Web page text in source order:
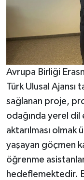
Avrupa Birliği
Türk Ulusal Ajansı
sağlanan proje,
odağında yerel
aktarılması olmak
yaşayan göçmen
öğrenme
hedeflemektedir.
ÇEVRE
BİLİM VE
TANITIM
HABERDE